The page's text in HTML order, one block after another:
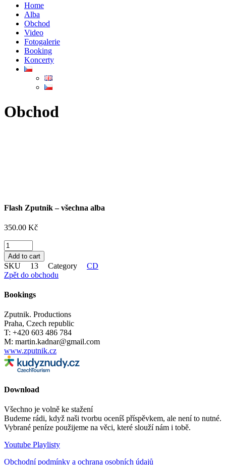
Home
Alba
Obchod
Video
Fotogalerie
Booking
Koncerty
Obchod
Flash Zputnik – všechna alba
350.00 Kč
Flash
Zputnik
-
všechna
alba
quantity
Add to cart
SKU 13 Category
CD
Zpět do obchodu
Bookings
Zputnik. Productions
Praha, Czech republic
T: +420 603 486 784
M: martin.kadnar@gmail.com
www.zputnik.cz
Download
Všechno je volně ke stažení
Budeme rádi, když naši tvorbu oceníš příspěvkem, ale není to nutné.
Vybrané peníze použijeme na věci, které slouží nám i tobě.
Youtube Playlisty
Obchodní podmínky a ochrana osobních údajů